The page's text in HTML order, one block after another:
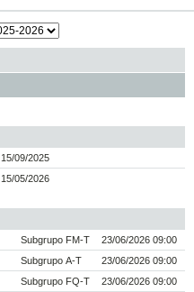
15/09/2025
15/05/2026
Subgrupo FM-T
23/06/2026 09:00
Subgrupo A-T
23/06/2026 09:00
Subgrupo FQ-T
23/06/2026 09:00